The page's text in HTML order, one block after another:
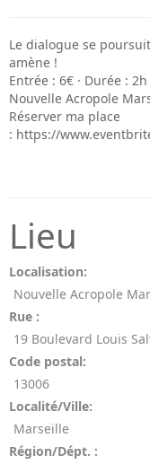
Le dialogue se
amène !
Entrée : 6€ · Durée :
Nouvelle Acropole
Réserver ma place
: https://
Lieu
Localisation:
Nouvelle Acropole
Rue :
19 Boulevard Louis
Code postal:
13006
Localité/Ville:
Marseille
Région/Dépt. :